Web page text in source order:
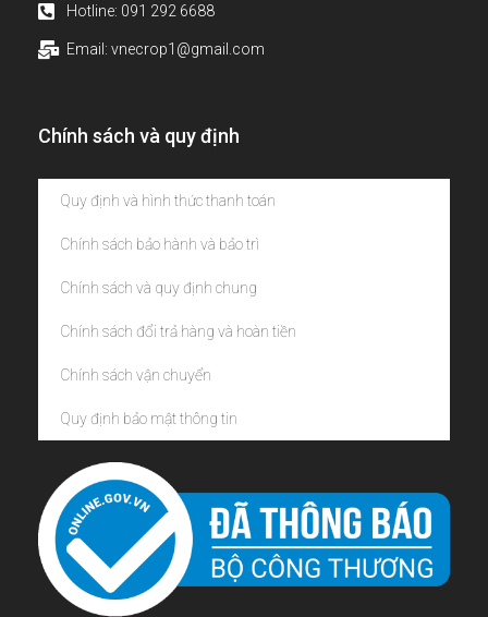
Hotline: 091 292 6688
Email: vnecrop1@gmail.com
Chính sách và quy định
Quy định và hình thức thanh toán
Chính sách bảo hành và bảo trì
Chính sách và quy định chung
Chính sách đổi trả hàng và hoàn tiền
Chính sách vận chuyển
Quy định bảo mật thông tin